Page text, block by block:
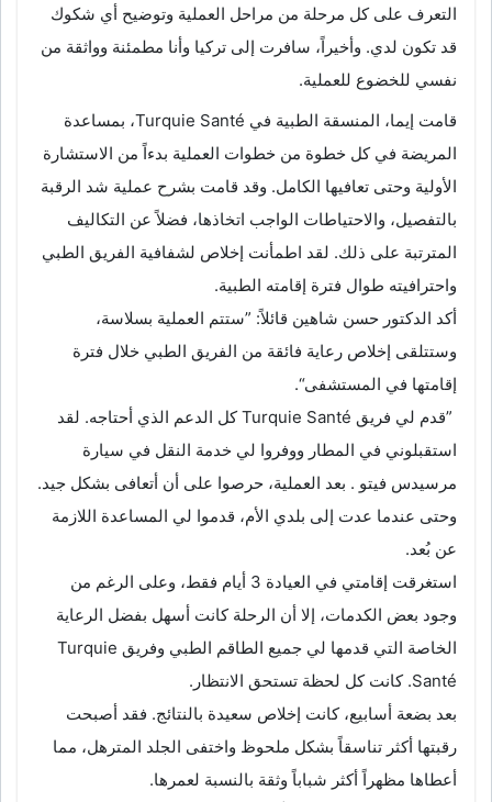
التعرف على كل مرحلة من مراحل العملية وتوضيح أي شكوك
قد تكون لدي. وأخيراً، سافرت إلى تركيا وأنا مطمئنة وواثقة من
نفسي للخضوع للعملية.
قامت إيما، المنسقة الطبية في Turquie Santé، بمساعدة
المريضة في كل خطوة من خطوات العملية بدءاً من الاستشارة
الأولية وحتى تعافيها الكامل. وقد قامت بشرح عملية شد الرقبة
بالتفصيل، والاحتياطات الواجب اتخاذها، فضلاً عن التكاليف
المترتبة على ذلك. لقد اطمأنت إخلاص لشفافية الفريق الطبي
واحترافيته طوال فترة إقامته الطبية.
أكد الدكتور حسن شاهين قائلاً: ”ستتم العملية بسلاسة،
وستتلقى إخلاص رعاية فائقة من الفريق الطبي خلال فترة
إقامتها في المستشفى“.
”قدم لي فريق Turquie Santé كل الدعم الذي أحتاجه. لقد
استقبلوني في المطار ووفروا لي خدمة النقل في سيارة
مرسيدس فيتو . بعد العملية، حرصوا على أن أتعافى بشكل جيد.
وحتى عندما عدت إلى بلدي الأم، قدموا لي المساعدة اللازمة
عن بُعد.
استغرقت إقامتي في العيادة 3 أيام فقط، وعلى الرغم من
وجود بعض الكدمات، إلا أن الرحلة كانت أسهل بفضل الرعاية
الخاصة التي قدمها لي جميع الطاقم الطبي وفريق Turquie
Santé. كانت كل لحظة تستحق الانتظار.
بعد بضعة أسابيع، كانت إخلاص سعيدة بالنتائج. فقد أصبحت
رقبتها أكثر تناسقاً بشكل ملحوظ واختفى الجلد المترهل، مما
أعطاها مظهراً أكثر شباباً وثقة بالنسبة لعمرها.